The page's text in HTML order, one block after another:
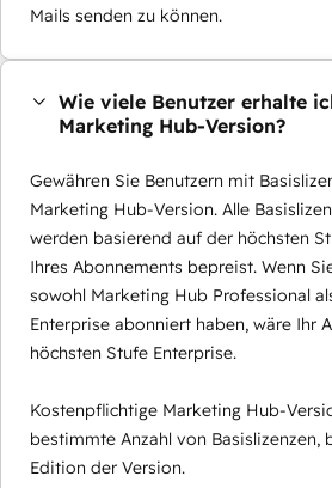
Mails senden zu können.
Wie viele Benutzer erhalte
Marketing Hub-Version?
Gewähren Sie Benutzern mit
Marketing Hub-Version. Alle
werden basierend auf der höchsten
Ihres Abonnements bepreist. Wenn
sowohl Marketing Hub Professional
Enterprise abonniert haben, wäre Ihr
höchsten Stufe Enterprise.
Kostenpflichtige Marketing Hub-
bestimmte Anzahl von Basislizenzen,
Edition der Version.